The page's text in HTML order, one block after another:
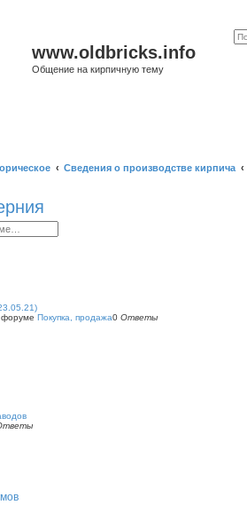
www.oldbricks.info
Общение на кирпичную тему
Сведения о производстве кирпича
форуме Покупка, продажа0 Ответы